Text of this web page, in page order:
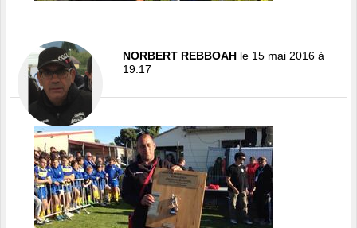
NORBERT REBBOAH le 15 mai 2016 à
19:17